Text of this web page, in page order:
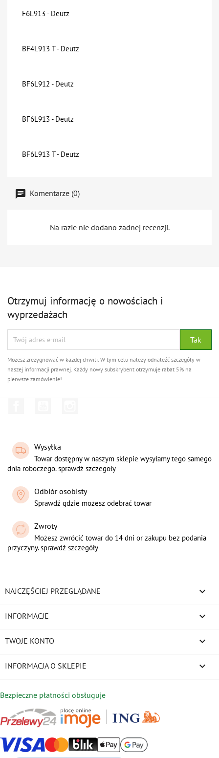
F6L913 - Deutz
BF4L913 T - Deutz
BF6L912 - Deutz
BF6L913 - Deutz
BF6L913 T - Deutz
Komentarze (0)
Na razie nie dodano żadnej recenzji.
Otrzymuj informację o nowościach i
wyprzedażach
Możesz zrezygnować w każdej chwili. W tym celu należy odnaleźć szczegóły w
naszej informacji prawnej. Każdy nowy subskrybent otrzymuje rabat 5% na
pierwsze zamówienie!
Wysyłka
Towar dostępny w naszym sklepie wysyłamy tego samego
dnia roboczego. sprawdź szczegoły
Odbiór osobisty
Sprawdź gdzie możesz odebrać towar
Zwroty
Możesz zwrócić towar do 14 dni or zakupu bez podania
przyczyny. sprawdź szczegóły
NAJCZĘŚCIEJ PRZEGLĄDANE 
INFORMACJE 
TWOJE KONTO 
INFORMACJA O SKLEPIE keyboard_arrow_down
Bezpieczne płatności obsługuje